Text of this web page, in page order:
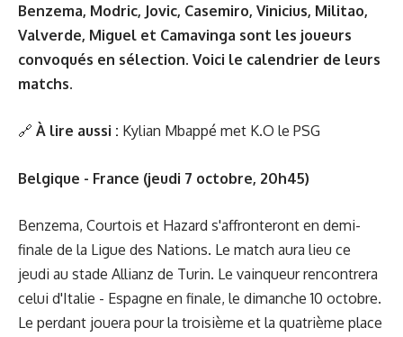
Benzema, Modric, Jovic, Casemiro, Vinicius, Militao,
Valverde, Miguel et Camavinga sont les joueurs
convoqués en sélection. Voici le calendrier de leurs
matchs.
🔗 À lire aussi : Kylian Mbappé met K.O le PSG
Belgique - France (jeudi 7 octobre, 20h45)
Benzema, Courtois et Hazard s'affronteront en demi-
finale de la Ligue des Nations. Le match aura lieu ce
jeudi au stade Allianz de Turin. Le vainqueur rencontrera
celui d'Italie - Espagne en finale, le dimanche 10 octobre.
Le perdant jouera pour la troisième et la quatrième place